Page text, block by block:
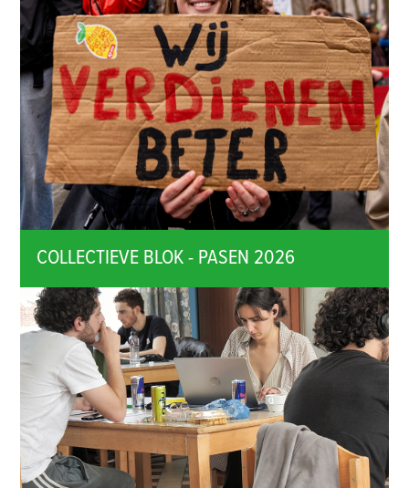
COLLECTIEVE BLOK - PASEN 2026